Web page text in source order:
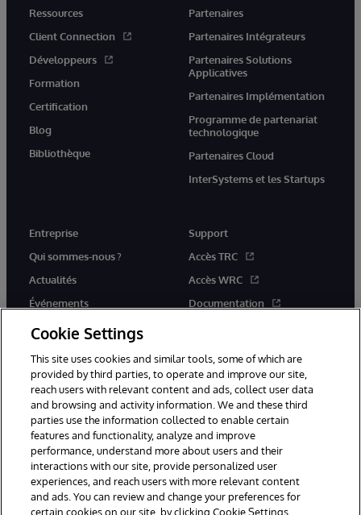
Ressources
Client Connection
Développeurs
Formation
Certification
Blog
Bibliothèque
Partenaires
Partenaires Intégrateurs
Partenaires Solutions
Applicatives
Partenaires Implémentation
Programme de partenariat
technologique
Partenaires Cloud
InterSystems et les Startups
Entreprise
Qui sommes-nous ?
Actualités
Événements
Rejoignez-nous
Support
Accès TRC
Accès WRC
Documentation
© 1996-2026 InterSystems Corporation, Boston, MA. Tous droits
réservés.
Mentions légales
Déclaration de confidentialité d'InterSystems Corporation
Garantie
Accessibilité
Cookie Settings
This site uses cookies and similar tools, some of which are
provided by third parties, to operate and improve our site,
reach users with relevant content and ads, collect user data
and browsing and activity information. We and these third
parties use the information collected to enable certain
features and functionality, analyze and improve
performance, understand more about users and their
interactions with our site, provide personalized user
experiences, and reach users with more relevant content
and ads. You can review and change your preferences for
certain cookies on our site, by clicking Cookie Settings.